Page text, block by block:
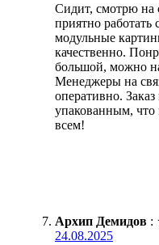
Сидит, смотрю на
приятно работать
модульные
качественно.
большой, можно
Менеджеры на
оперативно.
упакованным,
всем!
Архип Демидов :
24.08.2025